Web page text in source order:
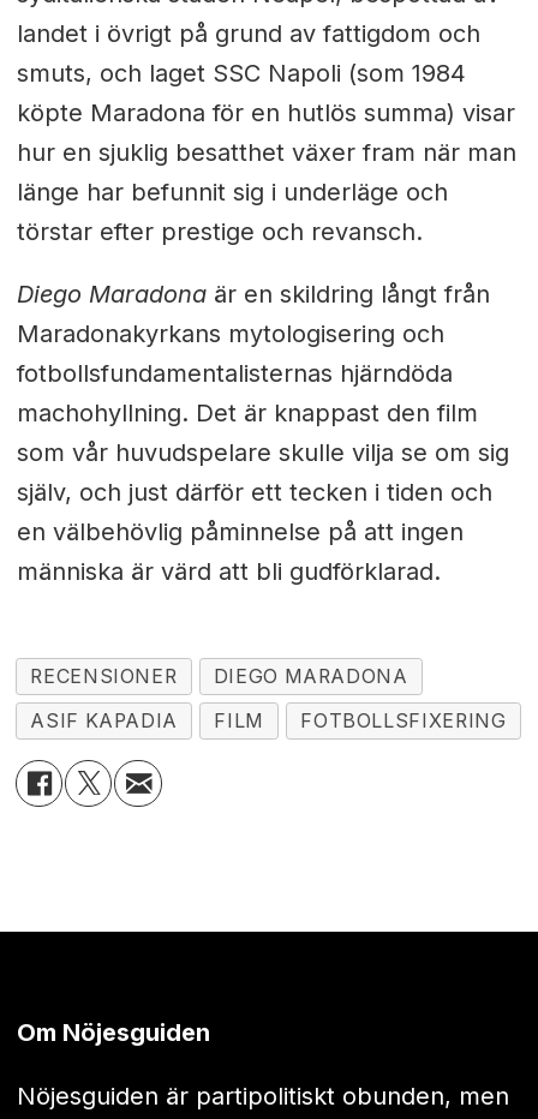
landet i övrigt på grund av fattigdom och
smuts, och laget SSC Napoli (som 1984
köpte Maradona för en hutlös summa) visar
hur en sjuklig besatthet växer fram när man
länge har befunnit sig i underläge och
törstar efter prestige och revansch.
Diego Maradonaär en skildring långt från
Maradonakyrkans mytologisering och
fotbollsfundamentalisternas hjärndöda
machohyllning. Det är knappast den film
som vår huvudspelare skulle vilja se om sig
själv, och just därför ett tecken i tiden och
en välbehövlig påminnelse på att ingen
människa är värd att bli gudförklarad.
RECENSIONER
DIEGO MARADONA
ASIF KAPADIA
FILM FOTBOLLSFIXERING
Om Nöjesguiden
Nöjesguiden är partipolitiskt obunden, men